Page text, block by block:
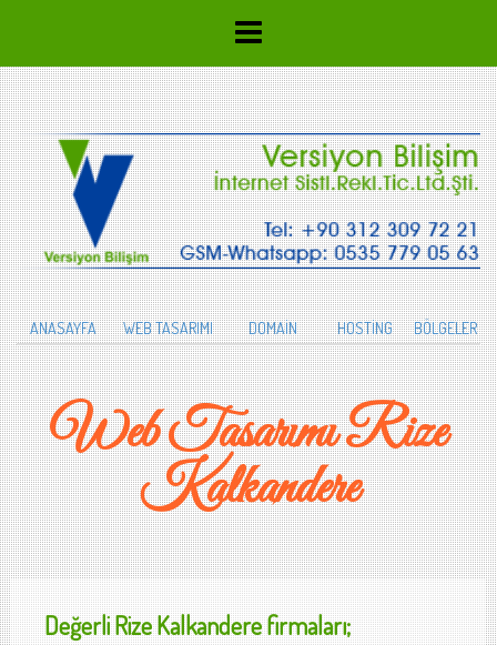
ANASAYFA WEB TASARIMI DOMAİN HOSTİNG BÖLGELER
Web Tasarımı Rize
Kalkandere
DeğerliRize Kalkanderefirmaları;